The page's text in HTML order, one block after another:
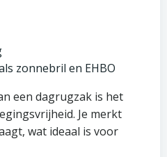
zonnebril en EHBO
een dagrugzak is het
Je merkt
wat ideaal is voor